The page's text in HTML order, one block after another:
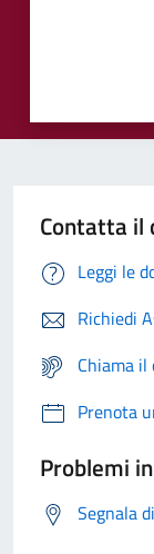
Contatta il
Leggi le
Richiedi
Chiama
Prenota
Problemi
Segnala